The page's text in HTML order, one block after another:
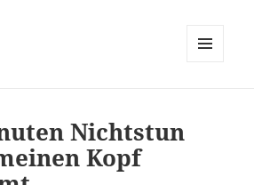
Nichtstun
Kopf